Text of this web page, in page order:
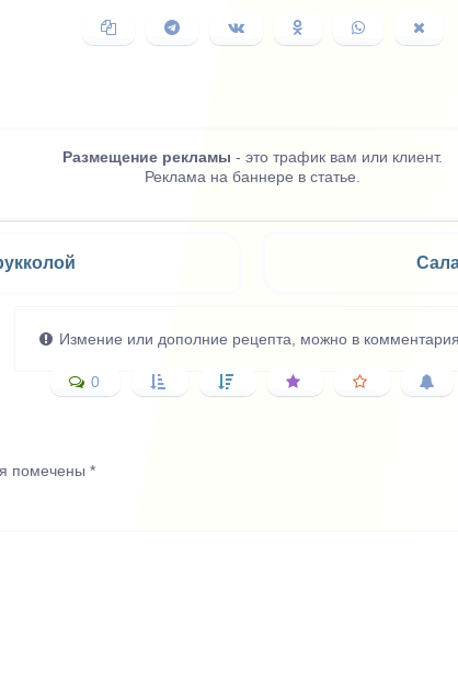
Копировать
ссылку
Поделиться
в
Поделиться
ВКонтакте
Поделиться
в
Поделиться
в
в
Размещение рекламы - это трафик вам или клиент.
Реклама на баннере в статье.
Измение или дополние рецепта, можно в
0
помечены *